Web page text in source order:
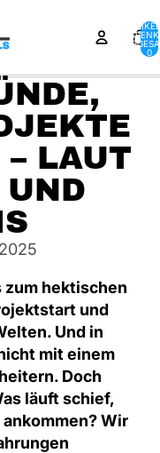
0
– LAUT
zum hektischen
und
Und in
mit einem
Doch
läuft schief,
Wir